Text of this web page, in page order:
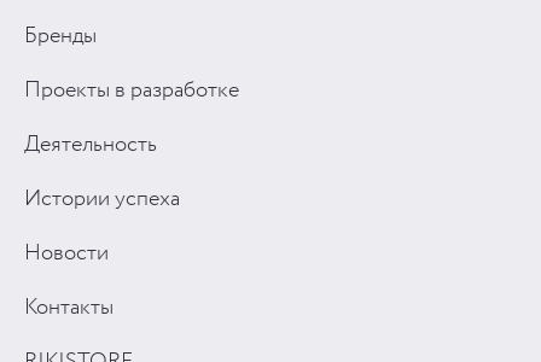
Бренды
Проекты в разработке
Деятельность
Истории успеха
Новости
Контакты